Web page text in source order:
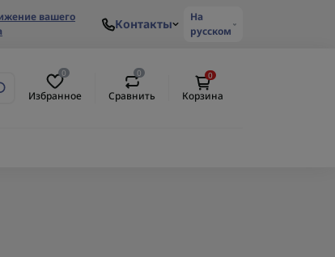
вашего
Контакты
На
русском
0
Избранное
0
Сравнить
0
Корзина